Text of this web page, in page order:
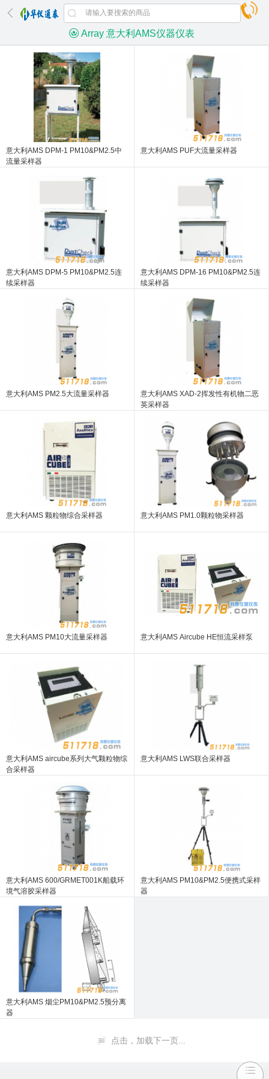
Array 意大利AMS仪器仪表
意大利AMS DPM-1 PM10&PM2.5中
流量采样器
意大利AMS PUF大流量采样器
意大利AMS DPM-5 PM10&PM2.5连
续采样器
意大利AMS DPM-16 PM10&PM2.5连
续采样器
意大利AMS PM2.5大流量采样器
意大利AMS XAD-2挥发性有机物二恶
英采样器
意大利AMS 颗粒物综合采样器 意大利AMS PM1.0颗粒物采样器
意大利AMS PM10大流量采样器 意大利AMS Aircube HE恒流采样泵
意大利AMS aircube系列大气颗粒物综
合采样器
意大利AMS LWS联合采样器
意大利AMS 600/GRMET001K船载环
境气溶胶采样器
意大利AMS PM10&PM2.5便携式采样
器
意大利AMS 烟尘PM10&PM2.5预分离
器